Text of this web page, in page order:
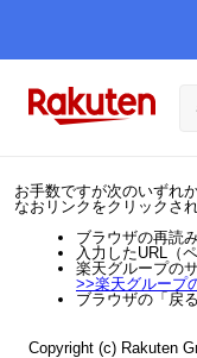
お手数ですが次のいずれ
なおリンクをクリックさ
ブラウザの再読
入力したURL（
楽天グループの
>>楽天グループ
ブラウザの「戻
Copyright (c) Rakuten